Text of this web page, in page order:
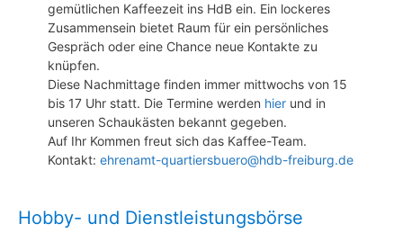
gemütlichen Kaffeezeit ins HdB ein. Ein lockeres
Zusammensein bietet Raum für ein persönliches
Gespräch oder eine Chance neue Kontakte zu
knüpfen.
Diese Nachmittage finden immer mittwochs von 15
bis 17 Uhr statt. Die Termine werden hier und in
unseren Schaukästen bekannt gegeben.
Auf Ihr Kommen freut sich das Kaffee-Team.
Kontakt:ehrenamt-quartiersbuero@hdb-freiburg.de
Hobby- und Dienstleistungsbörse